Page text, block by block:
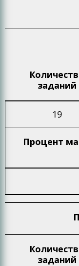
заданий
19
Процент
заданий